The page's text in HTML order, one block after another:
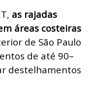
as rajadas
áreas costeiras
de São Paulo
de até 90–
destelhamentos